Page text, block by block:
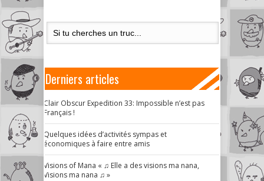
Derniers articles
Clair Obscur Expedition 33: Impossible n’est pas
Français !
Quelques idées d’activités sympas et
économiques à faire entre amis
Visions of Mana « ♫ Elle a des visions ma nana,
Visions ma nana ♫ »